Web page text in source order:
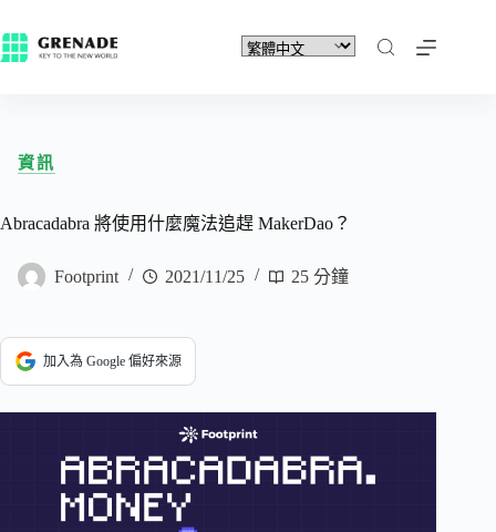
資訊
Abracadabra 將使用什麼魔法追趕 MakerDao？
Footprint 2021/11/25 25 分鐘
加入為 Google 偏好來源